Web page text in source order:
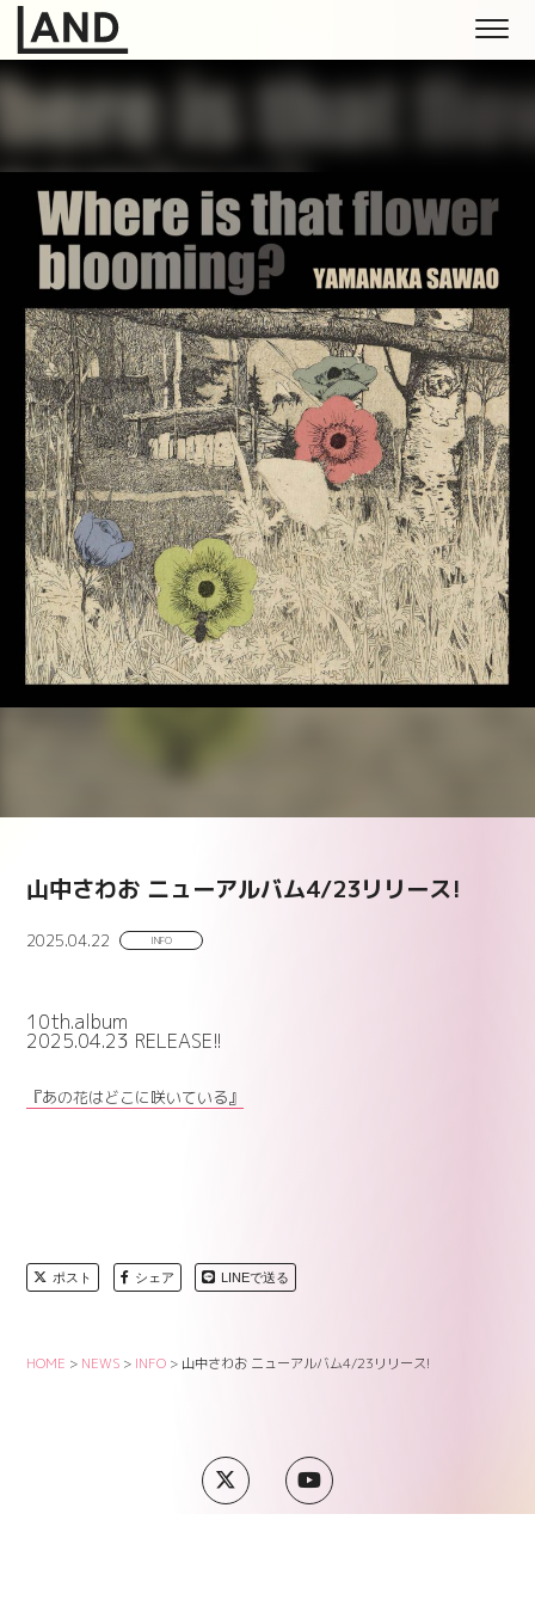
山中さわお ニューアルバム4/23リリース!
2025.04.22 INFO
10th.album
2025.04.23 RELEASE!!
『あの花はどこに咲いている』
ポスト シェア LINEで送る
HOME > NEWS > INFO > 山中さわお ニューアルバム4/23リリース!